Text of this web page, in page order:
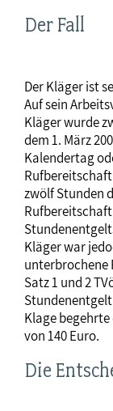
Der Fall
Der Kläger ist
Auf sein
Kläger wurde
dem 1. März
Kalendertag
zwölf Stunden
Kläger war
unterbrochene
Satz 1 und 2
Klage
von 140 Euro.
Die